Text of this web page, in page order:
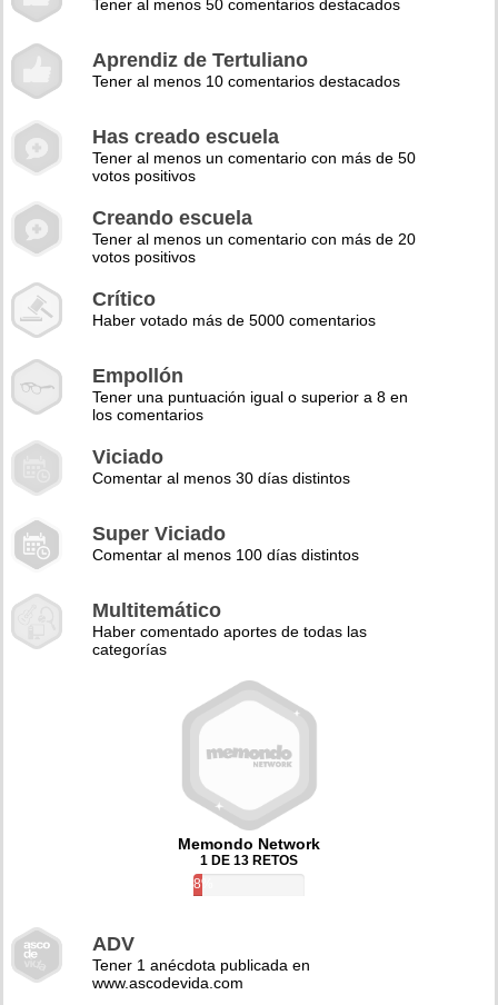
Tener al menos 50 comentarios destacados
Aprendiz de Tertuliano
Tener al menos 10 comentarios destacados
Has creado escuela
Tener al menos un comentario con más de 50
votos positivos
Creando escuela
Tener al menos un comentario con más de 20
votos positivos
Crítico
Haber votado más de 5000 comentarios
Empollón
Tener una puntuación igual o superior a 8 en
los comentarios
Viciado
Comentar al menos 30 días distintos
Super Viciado
Comentar al menos 100 días distintos
Multitemático
Haber comentado aportes de todas las
categorías
Memondo Network
1 DE 13 RETOS
8%
ADV
Tener 1 anécdota publicada en
www.ascodevida.com